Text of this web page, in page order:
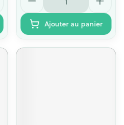
Ajouter au panier